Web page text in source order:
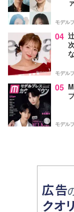
モデル
04
モデル
05
モデル